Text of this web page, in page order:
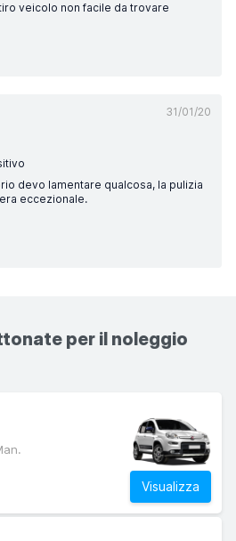
veicolo non facile da trovare
31/01/20
devo lamentare qualcosa, la pulizia
eccezionale.
per il noleggio
Visualizza